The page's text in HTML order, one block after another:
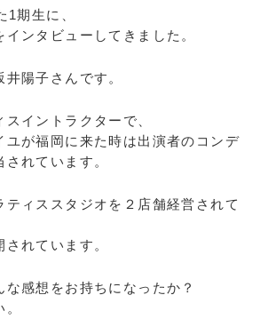
1期生に、
ンタビューしてきました。
陽子さんです。
イントラクターで、
ユが福岡に来た時は出演者のコンデ
れています。
ティススタジオを２店舗経営されて
れています。
感想をお持ちになったか？